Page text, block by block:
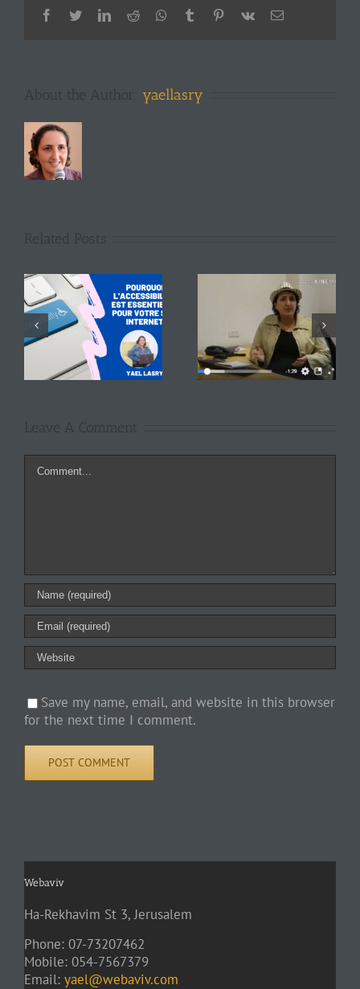
Facebook
TwitterLinkedIn
Reddit Whatsapp
Tumblr Pinterest
Vk Email
About the Author: yaellasry
Related Posts
Leave A Comment
Comment
Save my name, email, and website in this browser
for the next time I comment.
Webaviv
Ha-Rekhavim St 3, Jerusalem
Phone: 07-73207462
Mobile: 054-7567379
Email: yael@webaviv.com